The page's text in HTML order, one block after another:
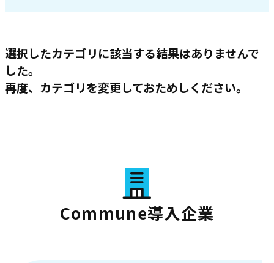
選択したカテゴリに該当する結果はありませんで
した。
再度、カテゴリを変更しておためしください。
Commune導入企業